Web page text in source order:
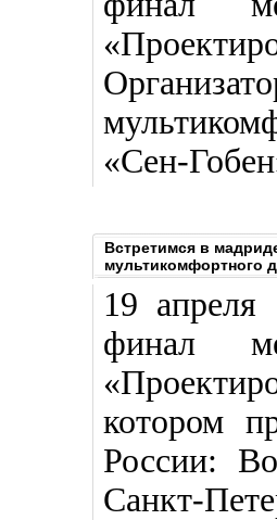
«Сен-
Встретимся в
мультикомфортного
19 апреля
финал
котором
России:
Санкт-